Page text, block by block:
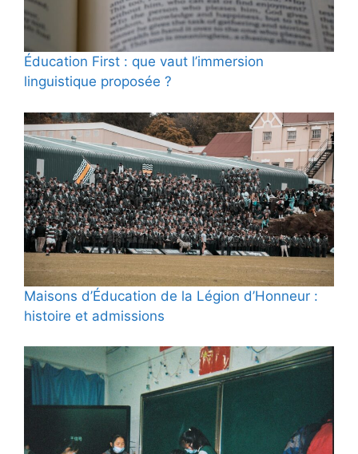
Éducation First : que vaut l’immersion
linguistique proposée ?
Maisons d’Éducation de la Légion d’Honneur :
histoire et admissions